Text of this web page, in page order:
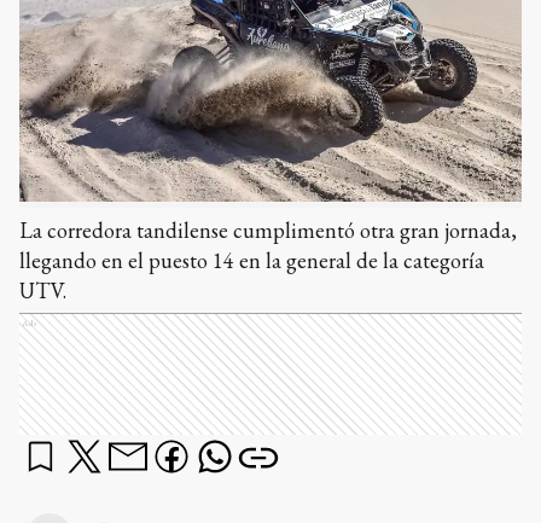
La corredora tandilense cumplimentó otra gran jornada,
llegando en el puesto 14 en la general de la categoría
UTV.
Ads